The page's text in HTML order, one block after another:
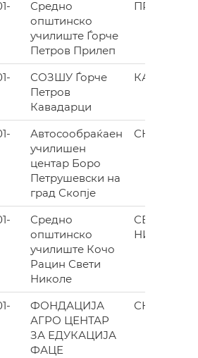
Средно
општинско
училиште Ѓорче
Петров Прилеп
ПРИЛЕП
СОЗШУ Ѓорче
Петров
Кавадарци
Автосообраќаен
училишен
центар Боро
Петрушевски на
град Скопје
СКОПЈЕ
Средно
општинско
училиште Кочо
Рацин Свети
Николе
СВЕТИ
НИКОЛЕ
ФОНДАЦИЈА
АГРО ЦЕНТАР
ЗА ЕДУКАЦИЈА
ФАЦЕ
СКОПЈЕ